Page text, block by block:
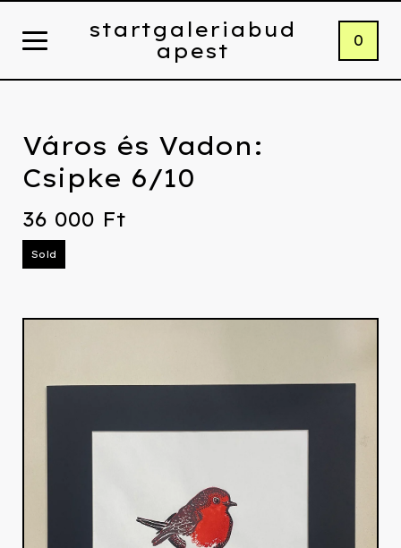
startgaleriabud
apest
0
Város és Vadon:
Csipke 6/10
36 000 Ft
Sold